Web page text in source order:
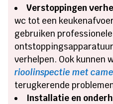
Verstoppingen
wc tot een
gebruiken professionele
verhelpen. Ook kunnen
rioolinspectie met
terugkerende
Installatie en